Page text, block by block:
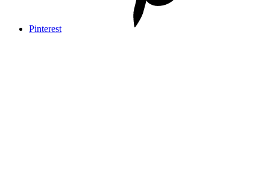
Pinterest